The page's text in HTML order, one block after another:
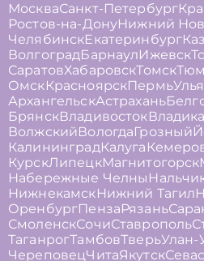
МоскваСанкт-Петербург
Ростов-на-ДонуНижний
ЧелябинскЕкатеринбург
ВолгоградБарнаулИжевск
СаратовХабаровскТомск
ОмскКрасноярскПермь
АрхангельскАстрахань
БрянскВладивосток
ВолжскийВологдаГрозный
КалининградКалуга
КурскЛипецкМагнитогорск
Набережные Челны
НижнекамскНижний Тагил
ОренбургПензаРязань
СмоленскСочиСтаврополь
ТаганрогТамбовТверьУлан-
ЧереповецЧитаЯкутск